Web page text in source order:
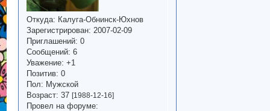
Откуда: Калуга-Обнинск-Юхнов
Зарегистрирован: 2007-02-09
Приглашений: 0
Сообщений: 6
Уважение: +1
Позитив: 0
Пол: Мужской
Возраст: 37 [1988-12-16]
Провел на форуме: